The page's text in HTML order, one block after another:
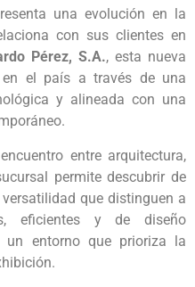
una evolución en la
con sus clientes en
Pérez, S.A., esta nueva
el país a través de una
y alineada con una
entre arquitectura,
permite descubrir de
que distinguen a
eficientes y de diseño
un entorno que prioriza la